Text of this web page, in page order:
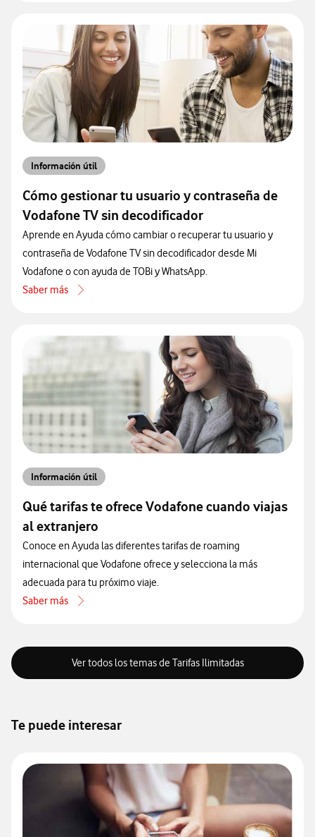
Información útil
Cómo gestionar tu usuario y contraseña de
Vodafone TV sin decodificador
Aprende en Ayuda cómo cambiar o recuperar tu usuario y
contraseña de Vodafone TV sin decodificador desde Mi
Vodafone o con ayuda de TOBi y WhatsApp.
Saber más
acerca de Cómo gestionar tu usuario y contraseña de Vodafone TV
Información útil
Qué tarifas te ofrece Vodafone cuando viajas
al extranjero
Conoce en Ayuda las diferentes tarifas de roaming
internacional que Vodafone ofrece y selecciona la más
adecuada para tu próximo viaje.
Saber más
acerca de Qué tarifas te ofrece Vodafone cuando viajas al extranjero
Ver todos los temas de Tarifas Ilimitadas
Te puede interesar